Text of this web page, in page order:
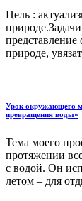
Цель :
природе,
Урок окружающего
превращения воды»
Тема моего
протяжении
с водой. Он
летом – для